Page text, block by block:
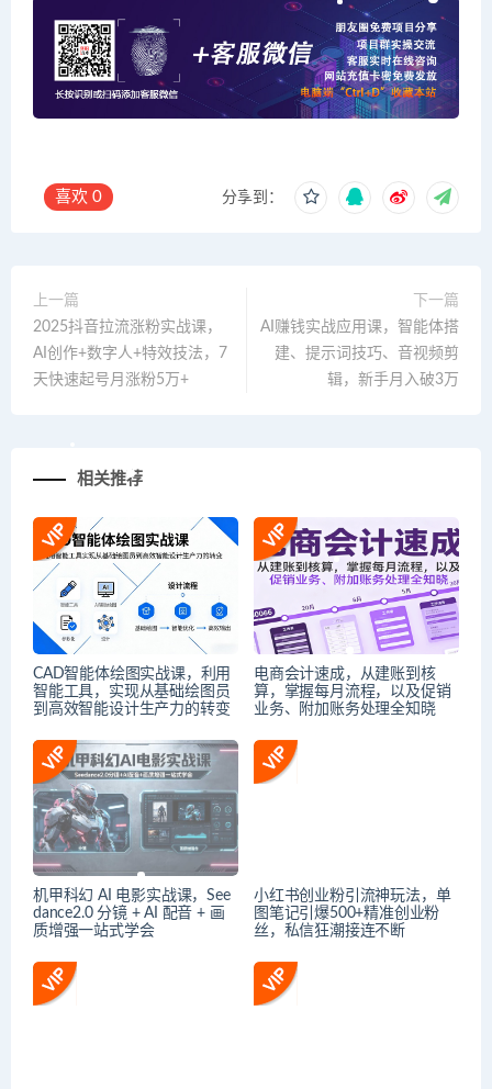
喜欢 0 分享到：
上一篇
2025抖音拉流涨粉实战课，
AI创作+数字人+特效技法，7
天快速起号月涨粉5万+
下一篇
AI赚钱实战应用课，智能体搭
建、提示词技巧、音视频剪
辑，新手月入破3万
相关推荐
CAD智能体绘图实战课，利用
智能工具，实现从基础绘图员
到高效智能设计生产力的转变
电商会计速成，从建账到核
算，掌握每月流程，以及促销
业务、附加账务处理全知晓
机甲科幻 AI 电影实战课，See
dance2.0 分镜 + AI 配音 + 画
质增强一站式学会
小红书创业粉引流神玩法，单
图笔记引爆500+精准创业粉
丝，私信狂潮接连不断